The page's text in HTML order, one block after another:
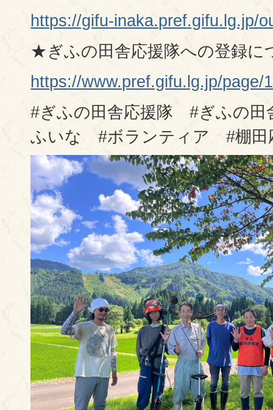
https://gifu-inaka.pref.gifu.lg.jp/
★ぎふの田舎応援隊への登録に
https://www.pref.gifu.lg.jp/page/
#ぎふの田舎応援隊 #ぎふの
ふいな #ボランティア #棚田